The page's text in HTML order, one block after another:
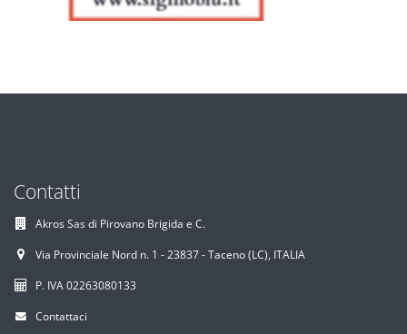
Contatti
Akros Sas di Pirovano Brigida e C.
Via Provinciale Nord n. 1 - 23837 - Taceno (LC), ITALIA
P. IVA 02263080133
Contattaci